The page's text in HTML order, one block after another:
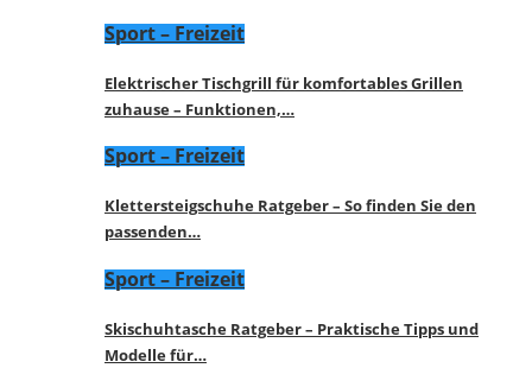
Sport – Freizeit
Elektrischer Tischgrill für komfortables Grillen
zuhause – Funktionen,…
Sport – Freizeit
Klettersteigschuhe Ratgeber – So finden Sie den
passenden…
Sport – Freizeit
Skischuhtasche Ratgeber – Praktische Tipps und
Modelle für…